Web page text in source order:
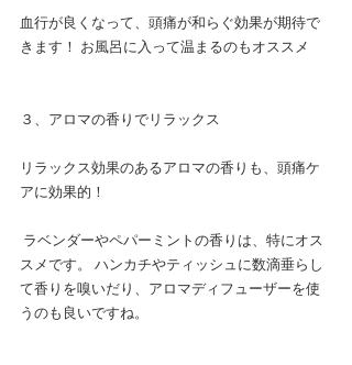
血行が良くなって、頭痛が和らぐ効果が期待で
きます！ お風呂に入って温まるのもオススメ
３、アロマの香りでリラックス
リラックス効果のあるアロマの香りも、頭痛ケ
アに効果的！
ラベンダーやペパーミントの香りは、特にオス
スメです。 ハンカチやティッシュに数滴垂らし
て香りを嗅いだり、アロマディフューザーを使
うのも良いですね。